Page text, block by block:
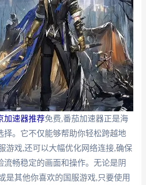
加速器推荐免费,番茄加速器正是海
择。它不仅能够帮助你轻松跨越地
游戏,还可以大幅优化网络连接,确保
流畅稳定的画面和操作。无论是阴
是其他你喜欢的国服游戏,只要使用